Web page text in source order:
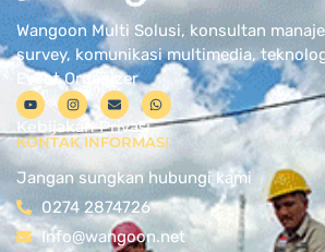
Wangoon Multi Solusi, konsultan
survey, komunikasi multimedia,
Event Organizer
Kebijakan Privasi
KONTAK INFORMASI
Jangan sungkan hubungi kami
0274 2874726
Info@wangoon.net